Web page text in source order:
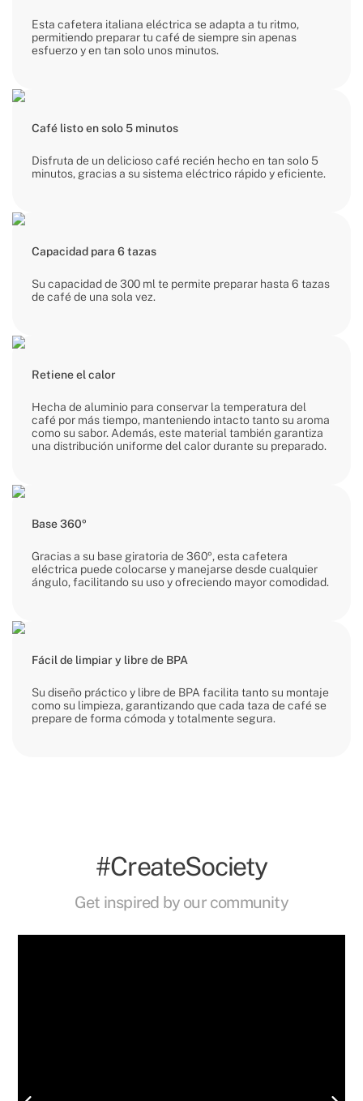
Esta cafetera italiana eléctrica se adapta a tu ritmo,
permitiendo preparar tu café de siempre sin apenas
esfuerzo y en tan solo unos minutos.
Café listo en solo 5 minutos
Disfruta de un delicioso café recién hecho en tan solo 5
minutos, gracias a su sistema eléctrico rápido y eficiente.
Capacidad para 6 tazas
Su capacidad de 300 ml te permite preparar hasta 6 tazas
de café de una sola vez.
Retiene el calor
Hecha de aluminio para conservar la temperatura del
café por más tiempo, manteniendo intacto tanto su aroma
como su sabor. Además, este material también garantiza
una distribución uniforme del calor durante su preparado.
Base 360º
Gracias a su base giratoria de 360º, esta cafetera
eléctrica puede colocarse y manejarse desde cualquier
ángulo, facilitando su uso y ofreciendo mayor comodidad.
Fácil de limpiar y libre de BPA
Su diseño práctico y libre de BPA facilita tanto su montaje
como su limpieza, garantizando que cada taza de café se
prepare de forma cómoda y totalmente segura.
#CreateSociety
Get inspired by our community